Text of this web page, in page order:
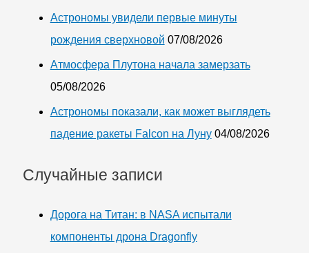
Астрономы увидели первые минуты
рождения сверхновой 07/08/2026
Атмосфера Плутона начала замерзать
05/08/2026
Астрономы показали, как может выглядеть
падение ракеты Falcon на Луну 04/08/2026
Случайные записи
Дорога на Титан: в NASA испытали
компоненты дрона Dragonfly